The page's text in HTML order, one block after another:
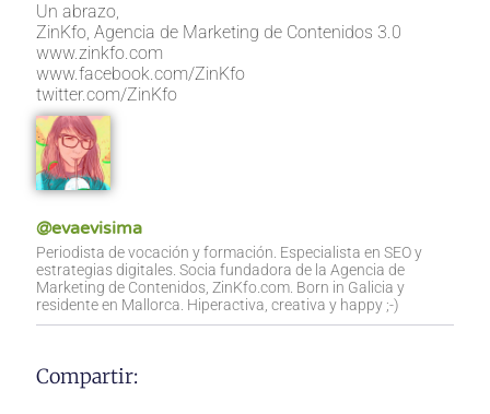
Un abrazo,
ZinKfo, Agencia de Marketing de Contenidos 3.0
www.zinkfo.com
www.facebook.com/ZinKfo
twitter.com/ZinKfo
@evaevisima
Periodista de vocación y formación. Especialista en SEO y
estrategias digitales. Socia fundadora de la Agencia de
Marketing de Contenidos, ZinKfo.com. Born in Galicia y
residente en Mallorca. Hiperactiva, creativa y happy ;-)
Compartir: